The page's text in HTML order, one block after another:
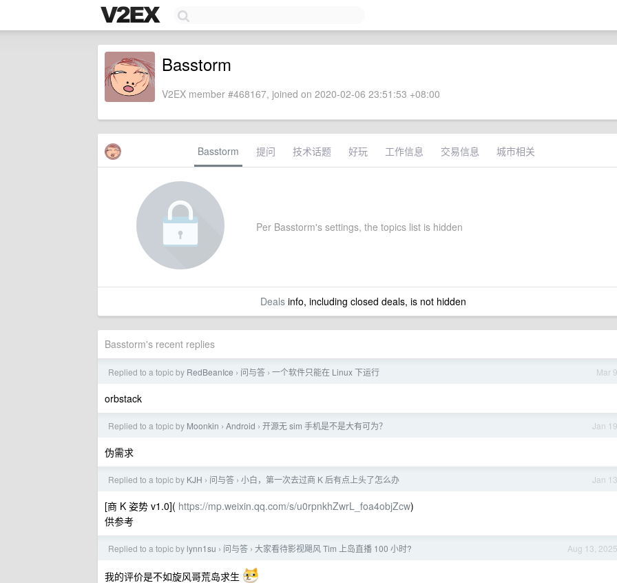
Basstorm
V2EX member #468167, joined on 2020-02-06 23:51:53 +08:00
Basstorm 提问 技术话题 好玩 工作信息 交易信息 城市相关
Per Basstorm's settings, the topics list is hidden
Dealsinfo, including closed deals, is not hidden
Basstorm's recent replies
Mar 9
Replied to a topic by RedBeanIce › 问与答 › 一个软件只能在 Linux 下运行
orbstack
Jan 19
Replied to a topic by Moonkin › Android › 开源无 sim 手机是不是大有可为？
伪需求
Jan 13
Replied to a topic by KJH › 问与答 › 小白，第一次去过商 K 后有点上头了怎么办
[商 K 姿势 v1.0]( https://mp.weixin.qq.com/s/u0rpnkhZwrL_foa4objZcw)
供参考
Aug 13, 2025
Replied to a topic by lynn1su › 问与答 › 大家看待影视飓风 Tim 上岛直播 100 小时?
我的评价是不如旋风哥荒岛求生